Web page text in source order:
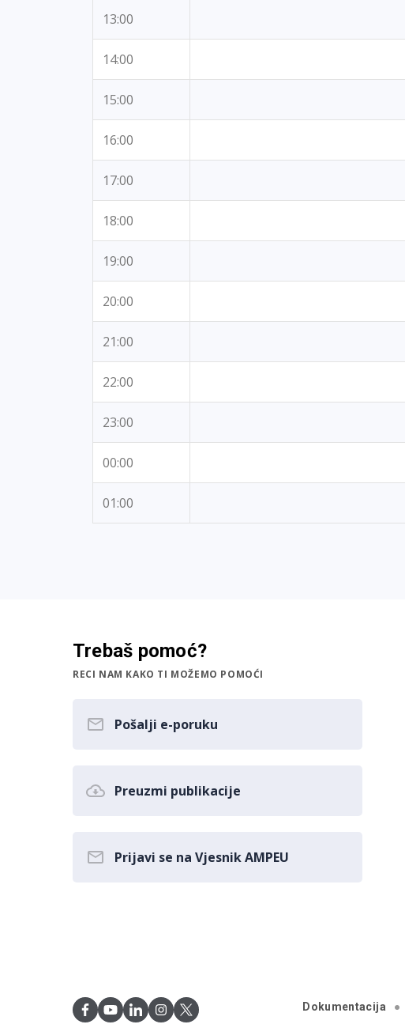
13:00
14:00
15:00
16:00
17:00
18:00
19:00
20:00
21:00
22:00
23:00
00:00
01:00
Trebaš pomoć?
RECI NAM KAKO TI MOŽEMO POMOĆI
Pošalji e-poruku
Preuzmi publikacije
Prijavi se na Vjesnik AMPEU
Dokumentacija